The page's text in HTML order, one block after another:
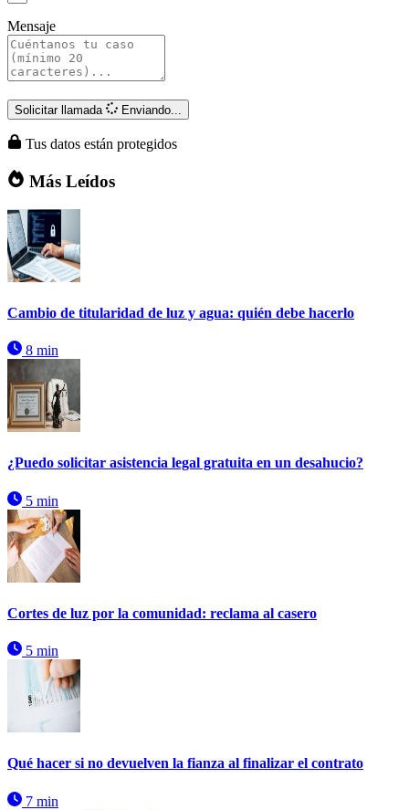
Mensaje
Solicitar llamada Enviando...
Tus datos están protegidos
Más Leídos
Cambio de titularidad de luz y agua: quién debe hacerlo
8 min
¿Puedo solicitar asistencia legal gratuita en un desahucio?
5 min
Cortes de luz por la comunidad: reclama al casero
5 min
Qué hacer si no devuelven la fianza al finalizar el contrato
7 min